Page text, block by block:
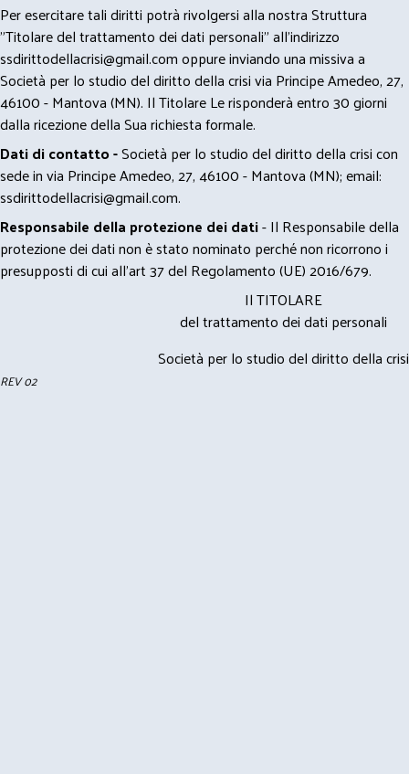
Per esercitare tali diritti potrà rivolgersi alla nostra Struttura
"Titolare del trattamento dei dati personali" all'indirizzo
ssdirittodellacrisi@gmail.comoppure inviando una missiva a
Società per lo studio del diritto della crisi via Principe Amedeo, 27,
46100 - Mantova (MN). Il Titolare Le risponderà entro 30 giorni
dalla ricezione della Sua richiesta formale.
Dati di contatto -Società per lo studio del diritto della crisi con
sede in via Principe Amedeo, 27, 46100 - Mantova (MN); email:
ssdirittodellacrisi@gmail.com.
Responsabile della protezione dei dati- Il Responsabile della
protezione dei dati non è stato nominato perché non ricorrono i
presupposti di cui all’art 37 del Regolamento (UE) 2016/679.
Il TITOLARE
del trattamento dei dati personali
Società per lo studio del diritto della crisi
REV 02